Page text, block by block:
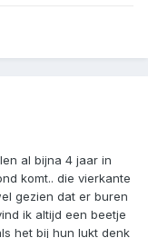
al bijna 4 jaar in
komt.. die vierkante
gezien dat er buren
ik altijd een beetje
het bij hun lukt denk